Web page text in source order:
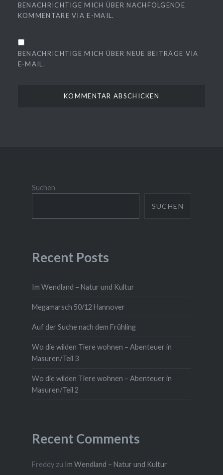
BENACHRICHTIGE MICH ÜBER NACHFOLGENDE
KOMMENTARE VIA E-MAIL.
BENACHRICHTIGE MICH ÜBER NEUE BEITRÄGE VIA
E-MAIL.
Suchen
SUCHEN
Recent Posts
Im Wendland – Natur und Kultur
Megamarsch 50/12 Hannover
Auf der Suche nach dem Frühling
Wo die wilden Tiere wohnen – Abenteuer in
Masuren/Teil 3
Wo die wilden Tiere wohnen – Abenteuer in
Masuren/Teil 2
Recent Comments
Freddyzu Im Wendland – Natur und Kultur